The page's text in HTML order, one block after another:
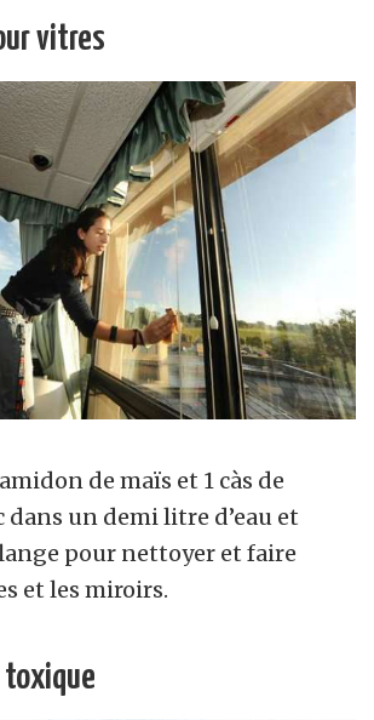
vitres
de maïs et 1 càs de
un demi litre d’eau et
pour nettoyer et faire
et les miroirs.
toxique